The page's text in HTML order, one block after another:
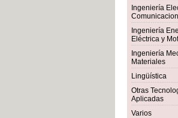
Ingeniería
Ingeniería
Eléctrica y
Ingeniería
Materiales
Lingüística
Otras
Aplicadas
Varios